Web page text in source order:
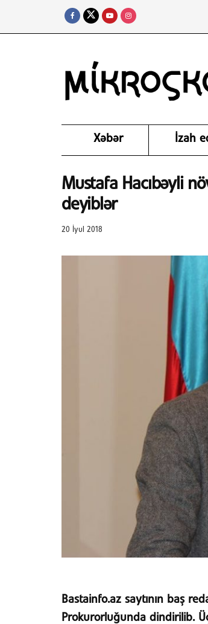
Xəbər İzah
Mustafa Hacıbəyli
deyiblər
20 İyul 2018
Bastainfo.az saytının baş
Prokurorluğunda dindirilib.